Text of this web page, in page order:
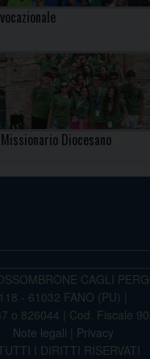
Diocesano
CAGLI
118 - 61032 FANO (PU) |
o 826044 | Cod. Fiscale
Note legali
Privacy
I DIRITTI RISERVATI